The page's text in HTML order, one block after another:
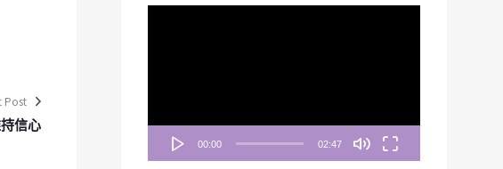
Post
信心
00:00 02:47